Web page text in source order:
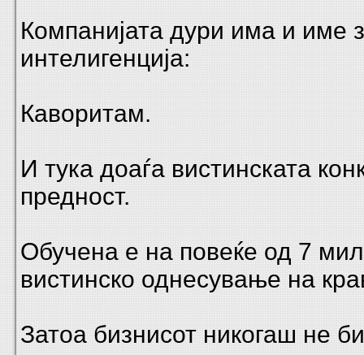
Компанијата дури има и име
интелигенција:
Каворитам.
И тука доаѓа вистинската
предност.
Обучена е на повеќе од 7
вистинско однесување на
Затоа бизнисот никогаш не